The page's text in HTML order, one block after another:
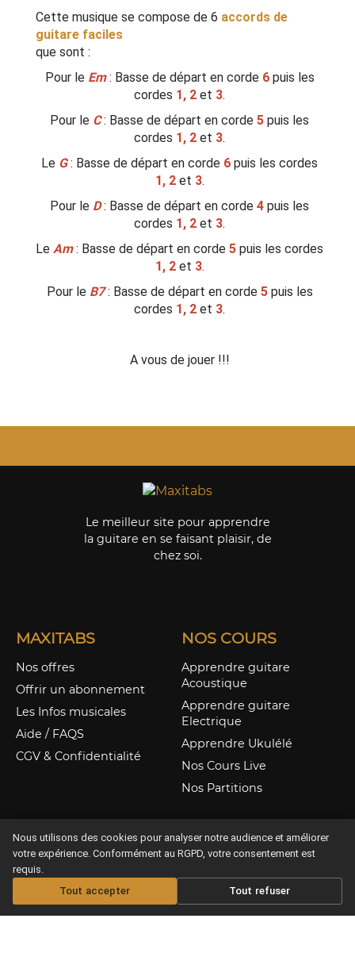
Cette musique se compose de 6 accords de
guitare faciles
que sont :
Pour le Em: Basse de départ en corde 6puis les
cordes 1, 2 et 3.
Pour le C: Basse de départ en corde 5 puis les
cordes 1, 2 et 3.
Le G: Basse de départ en corde 6 puis les cordes
1, 2et 3.
Pour le D: Basse de départ en corde 4 puis les
cordes 1, 2 et 3.
Le Am: Basse de départ en corde 5 puis les cordes
1, 2et 3.
Pour le B7: Basse de départ en corde 5puis les
cordes 1, 2 et 3.
A vous de jouer !!!
Le meilleur site pour apprendre
la guitare en se faisant plaisir, de
chez soi.
MAXITABS
Nos offres
Offrir un abonnement
Les Infos musicales
Aide / FAQS
CGV & Confidentialité
NOS COURS
Apprendre guitare
Acoustique
Apprendre guitare
Electrique
Apprendre Ukulélé
Nos Cours Live
Nos Partitions
Offrir un abonnement
Nous utilisons des cookies pour analyser notre audience et améliorer
votre expérience. Conformément au RGPD, votre consentement est
requis.
Tout accepter
Tout refuser